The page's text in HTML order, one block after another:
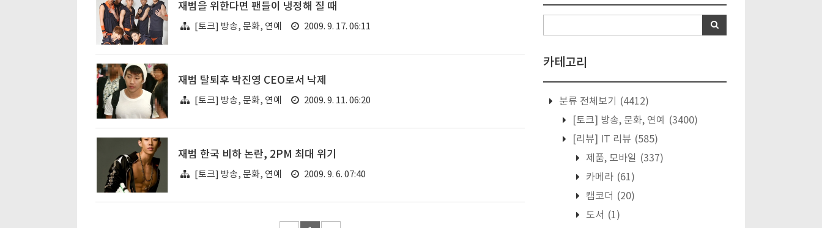
재범을 위한다면 팬들이 냉정해 질 때
[토크] 방송, 문화, 연예 2009. 9. 17. 06:11
재범 탈퇴후 박진영 CEO로서 낙제
[토크] 방송, 문화, 연예 2009. 9. 11. 06:20
재범 한국 비하 논란, 2PM 최대 위기
[토크] 방송, 문화, 연예 2009. 9. 6. 07:40
카테고리
분류 전체보기
(4412)
[토크] 방송, 문화, 연예
(3400)
[리뷰] IT 리뷰 (585)
제품, 모바일 (337)
카메라 (61)
캠코더 (20)
도서 (1)